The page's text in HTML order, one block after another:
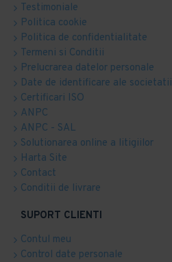
Testimoniale
Politica cookie
Politica de confidentialitate
Termeni si Conditii
Prelucrarea datelor personale
Date de identificare ale societatii
Certificari ISO
ANPC
ANPC - SAL
Solutionarea online a litigiilor
Harta Site
Contact
Conditii de livrare
SUPORT CLIENTI
Contul meu
Control date personale